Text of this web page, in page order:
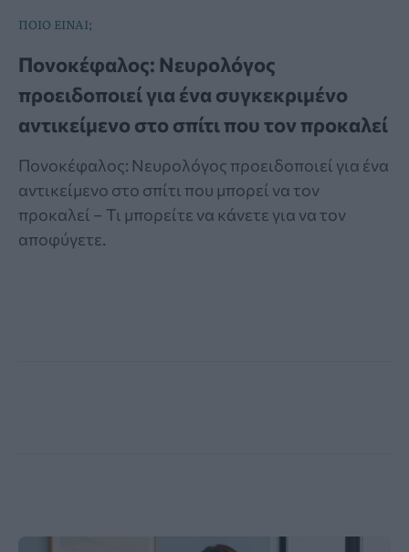
ΠΟΙΟ ΕΙΝΑΙ;
Πονοκέφαλος: Νευρολόγος
προειδοποιεί για ένα συγκεκριμένο
αντικείμενο στο σπίτι που τον προκαλεί
Πονοκέφαλος: Νευρολόγος προειδοποιεί για ένα
αντικείμενο στο σπίτι που μπορεί να τον
προκαλεί – Τι μπορείτε να κάνετε για να τον
αποφύγετε.